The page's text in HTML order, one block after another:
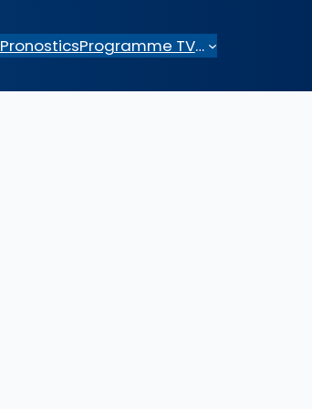
PronosticsProgramme TV…